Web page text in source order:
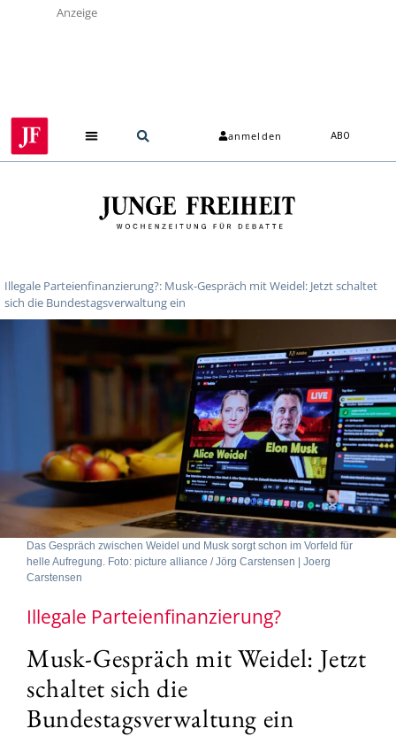
Anzeige
anmelden ABO
Illegale Parteienfinanzierung?: Musk-Gespräch mit Weidel: Jetzt schaltet
sich die Bundestagsverwaltung ein
Das Gespräch zwischen Weidel und Musk sorgt schon im Vorfeld für
helle Aufregung. Foto: picture alliance / Jörg Carstensen | Joerg
Carstensen
Illegale Parteienfinanzierung?
Musk-Gespräch mit Weidel: Jetzt
schaltet sich die
Bundestagsverwaltung ein